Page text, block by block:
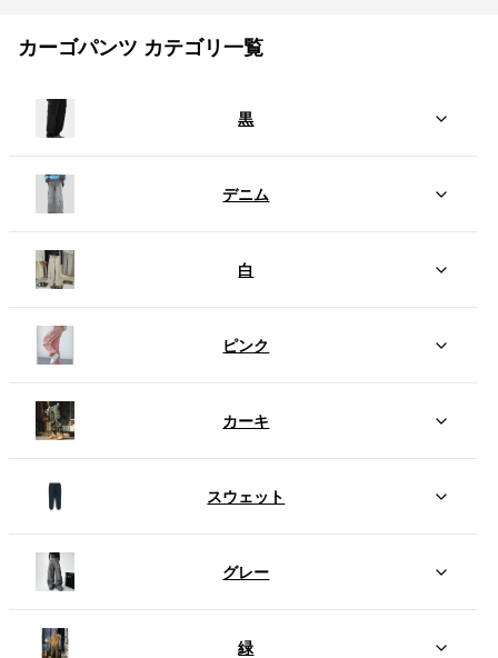
カーゴパンツ カテゴリ一覧
黒
デニム
白
ピンク
カーキ
スウェット
グレー
緑